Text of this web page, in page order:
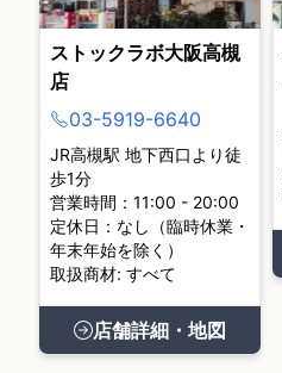
ストックラボ大阪高槻
店
03-5919-6640
JR高槻駅 地下西口より徒
歩1分
営業時間：11:00 - 20:00
定休日：なし（臨時休業・
年末年始を除く）
取扱商材: すべて
店舗詳細・地図